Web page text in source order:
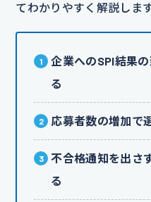
てわかりやすく解説します
企業へのSPI結果
る
応募者数の増加で
不合格通知を出さ
る